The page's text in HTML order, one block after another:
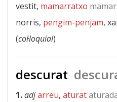
vestit, mamarratxo
norris, pengim-penjam,
(col·loquial)
descurat
1.adjarreu, aturat